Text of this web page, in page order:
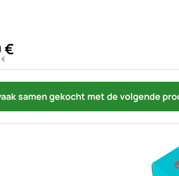
€
€
samen gekocht met de volgende